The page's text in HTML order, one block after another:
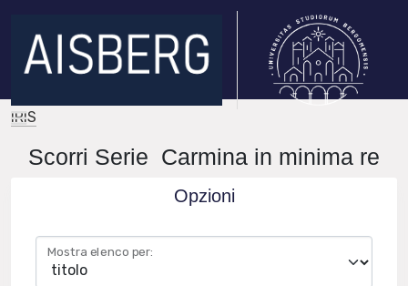
IRIS
Scorri Serie Carmina in minima re
Opzioni
Mostra elenco per: